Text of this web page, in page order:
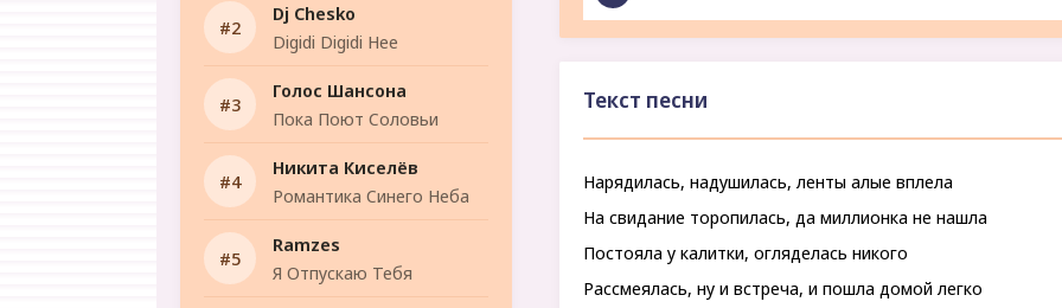
Dj Chesko
Digidi Digidi Hee
Голос Шансона
Пока Поют Соловьи
Никита Киселёв
Романтика Синего Неба
Ramzes
Я Отпускаю Тебя
Текст песни
Нарядилась, надушилась, ленты алые вплела
На свидание торопилась, да миллионка не нашла
Постояла у калитки, огляделась никого
Рассмеялась, ну и встреча, и пошла домой легко